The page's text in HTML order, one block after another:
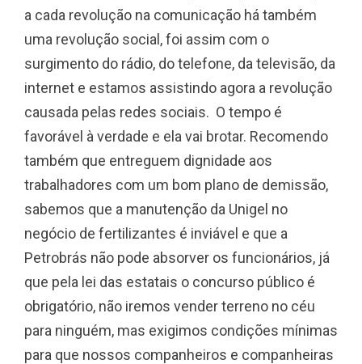
a cada revolução na comunicação há também
uma revolução social, foi assim com o
surgimento do rádio, do telefone, da televisão, da
internet e estamos assistindo agora a revolução
causada pelas redes sociais. O tempo é
favorável à verdade e ela vai brotar. Recomendo
também que entreguem dignidade aos
trabalhadores com um bom plano de demissão,
sabemos que a manutenção da Unigel no
negócio de fertilizantes é inviável e que a
Petrobrás não pode absorver os funcionários, já
que pela lei das estatais o concurso público é
obrigatório, não iremos vender terreno no céu
para ninguém, mas exigimos condições mínimas
para que nossos companheiros e companheiras